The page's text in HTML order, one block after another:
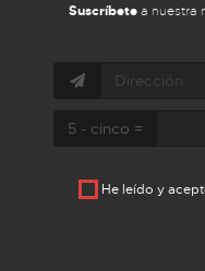
Suscríbetea nuestra
5 - cinco =
He leído y